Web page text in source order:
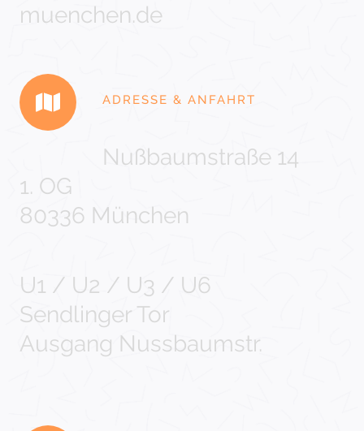
muenchen.de
ADRESSE & ANFAHRT
Nußbaumstraße 14
1. OG
80336 München
U1 / U2 / U3 / U6
Sendlinger Tor
Ausgang Nussbaumstr.